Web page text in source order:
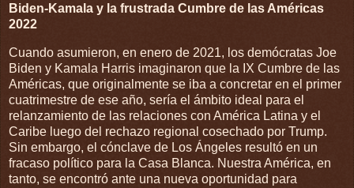
Biden-Kamala y la frustrada Cumbre de las Américas
2022
Cuando asumieron, en enero de 2021, los demócratas Joe
Biden y Kamala Harris imaginaron que la IX Cumbre de las
Américas, que originalmente se iba a concretar en el primer
cuatrimestre de ese año, sería el ámbito ideal para el
relanzamiento de las relaciones con América Latina y el
Caribe luego del rechazo regional cosechado por Trump.
Sin embargo, el cónclave de Los Ángeles resultó en un
fracaso político para la Casa Blanca. Nuestra América, en
tanto, se encontró ante una nueva oportunidad para